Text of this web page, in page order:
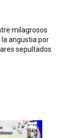
milagrosos
angustia por
sepultados